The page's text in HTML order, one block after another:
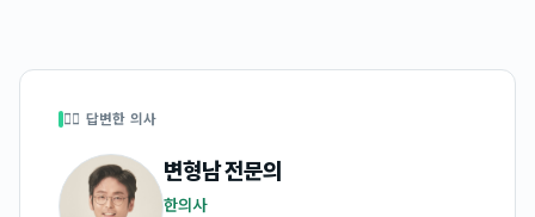
👩‍⚕️ 답변한 의사
변형남전문의
한의사